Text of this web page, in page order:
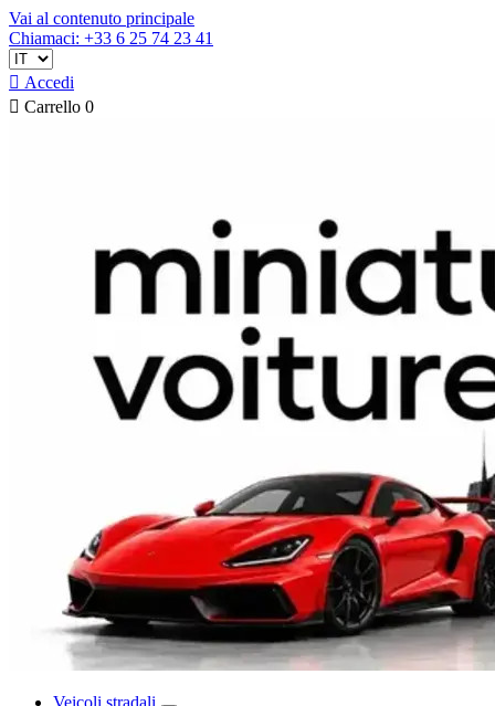
Vai al contenuto principale
Chiamaci: +33 6 25 74 23 41
 Accedi
 Carrello 0
Veicoli stradali